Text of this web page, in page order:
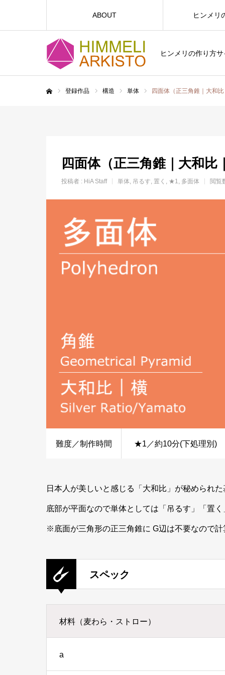
ヒンメリの作り方
ABOUT ヒンメリ
登録作品 構造 単体 四面体（正三角錐｜大和
四面体（正三角錐｜大和比
投稿者 : HiA Staff 単体 吊るす 置く ★1 多面体 閲覧
難度／制作時間 ★1／約10分(下処理別)
日本人が美しいと感じる「大和比」が秘められ
底部が平面なので単体としては「吊るす」「置
※底面が三角形の正三角錐に G辺は不要なので
スペック
材料（麦わら・ストロー）
a